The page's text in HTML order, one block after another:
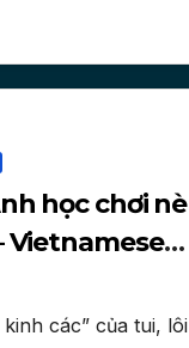
học chơi nè
Vietnamese
các” của tui, lôi